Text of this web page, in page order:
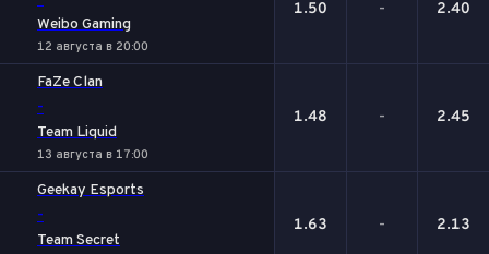
Weibo Gaming
12 августа в 20:00
1.50 - 2.40
FaZe Clan
-
Team Liquid
13 августа в 17:00
1.48 - 2.45
Geekay Esports
-
Team Secret
1.63 - 2.13